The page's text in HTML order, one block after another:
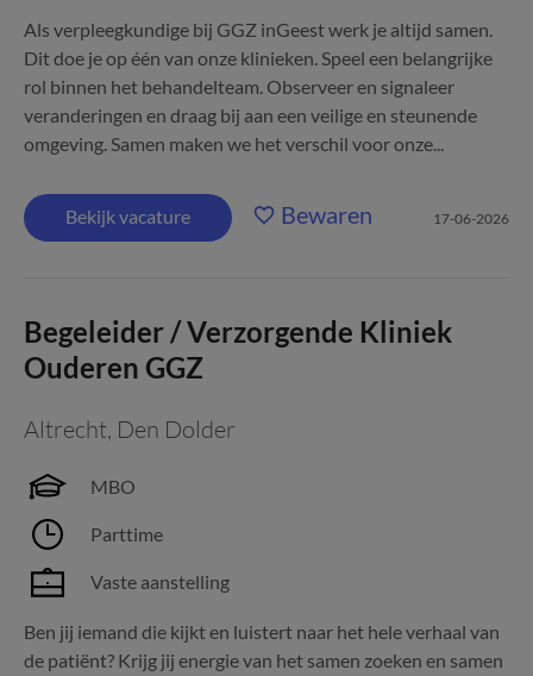
Als verpleegkundige bij GGZ inGeest werk je altijd samen.
Dit doe je op één van onze klinieken. Speel een belangrijke
rol binnen het behandelteam. Observeer en signaleer
veranderingen en draag bij aan een veilige en steunende
omgeving. Samen maken we het verschil voor onze...
Bekijk vacature Bewaren 17-06-2026
Begeleider / Verzorgende Kliniek
Ouderen GGZ
Altrecht, Den Dolder
MBO
Parttime
Vaste aanstelling
Ben jij iemand die kijkt en luistert naar het hele verhaal van
de patiënt? Krijg jij energie van het samen zoeken en samen